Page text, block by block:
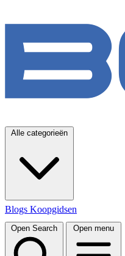
Alle categorieën
Blogs Koopgidsen
Open Search Open menu